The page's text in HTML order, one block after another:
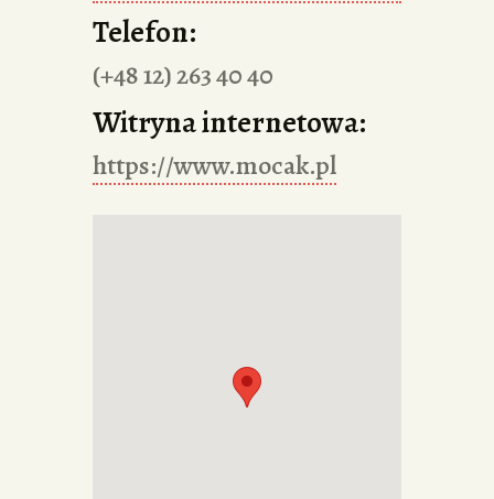
Telefon:
(+48 12) 263 40 40
Witryna internetowa:
https://www.mocak.pl